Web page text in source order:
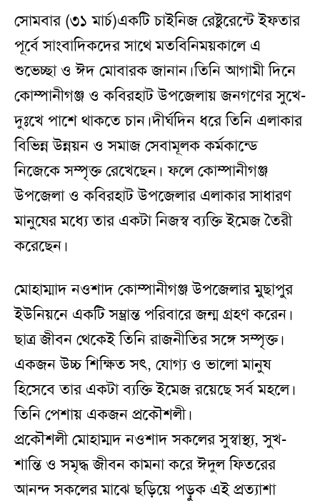
সোমবার (৩১ মার্চ)একটি চাইনিজ রেষ্টুরেন্টে ইফতার
পূর্বে সাংবাদিকদের সাথে মতবিনিময়কালে এ
শুভেচ্ছা ও ঈদ মোবারক জানান।তিনি আগামী দিনে
কোম্পানীগঞ্জ ও কবিরহাট উপজেলায় জনগণের সুখে-
দুঃখে পাশে থাকতে চান।দীর্ঘদিন ধরে তিনি এলাকার
বিভিন্ন উন্নয়ন ও সমাজ সেবামূলক কর্মকান্ডে
নিজেকে সম্পৃক্ত রেখেছেন। ফলে কোম্পানীগঞ্জ
উপজেলা ও কবিরহাট উপজেলার এলাকার সাধারণ
মানুষের মধ্যে তার একটা নিজস্ব ব্যক্তি ইমেজ তৈরী
করেছেন।
মোহাম্মাদ নওশাদ কোম্পানীগঞ্জ উপজেলার মুছাপুর
ইউনিয়নে একটি সম্ভ্রান্ত পরিবারে জন্ম গ্রহণ করেন।
ছাত্র জীবন থেকেই তিনি রাজনীতির সঙ্গে সম্পৃক্ত।
একজন উচ্চ শিক্ষিত সৎ, যোগ্য ও ভালো মানুষ
হিসেবে তার একটা ব্যক্তি ইমেজ রয়েছে সর্ব মহলে।
তিনি পেশায় একজন প্রকৌশলী।
প্রকৌশলী মোহাম্মদ নওশাদ সকলের সুস্বাস্থ্য, সুখ-
শান্তি ও সমৃদ্ধ জীবন কামনা করে ঈদুল ফিতরের
আনন্দ সকলের মাঝে ছড়িয়ে পড়ুক এই প্রত্যাশা